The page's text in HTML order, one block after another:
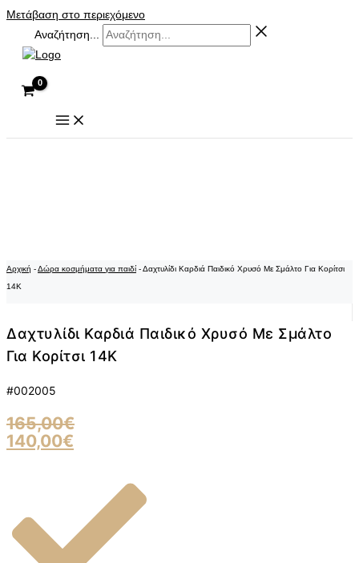
Μετάβαση στο περιεχόμενο
Αναζήτηση...
Αρχική -Δώρα κοσμήματα για παιδί -Δαχτυλίδι Καρδιά Παιδικό Χρυσό Με Σμάλτο Για Κορίτσι
14K
Δαχτυλίδι Καρδιά Παιδικό Χρυσό Με Σμάλτο
Για Κορίτσι 14K
#002005
165,00€
140,00€